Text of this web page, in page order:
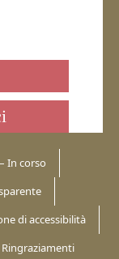
In corso
di accessibilità
Ringraziamenti